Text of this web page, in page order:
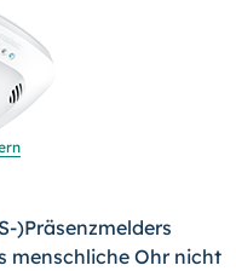
)Präsenzmelders
menschliche Ohr nicht